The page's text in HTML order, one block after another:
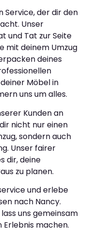
Service, der dir den
Unser
und Tat zur Seite
mit deinem Umzug
deines
Möbel in
uns um alles.
Kunden an
nicht nur einen
sondern auch
Unser fairer
dir, deine
zu planen.
und erlebe
nach Nancy.
uns gemeinsam
Erlebnis machen.